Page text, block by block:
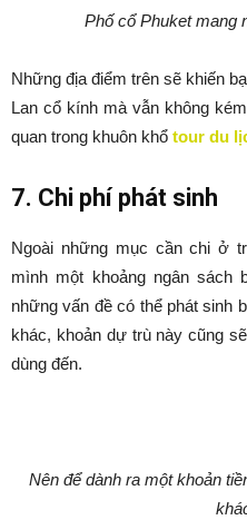
Phố cổ Phuket mang
Những địa điểm trên sẽ khiến
Lan cổ kính mà vẫn không
quan trong khuôn khổ tour du
7. Chi phí phát sinh
Ngoài những mục cần chi ở
mình một khoảng ngân sách
những vấn đề có thể phát sinh
khác, khoản dự trù này cũng
dùng đến.
Nên để dành ra một khoản